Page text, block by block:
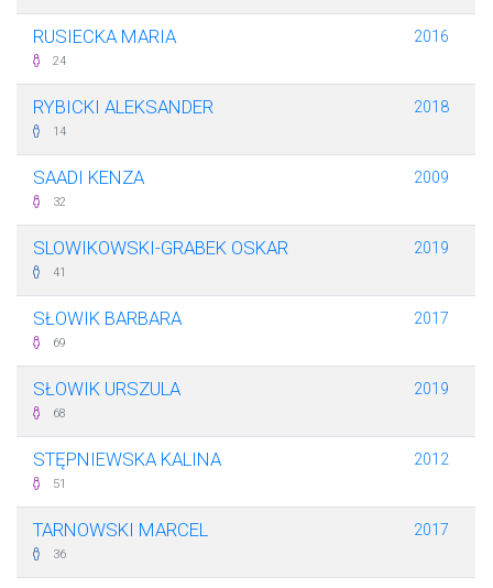
RUSIECKA MARIA
24
2016
RYBICKI ALEKSANDER
14
2018
SAADI KENZA
32
2009
SLOWIKOWSKI-GRABEK OSKAR
41
2019
SŁOWIK BARBARA
69
2017
SŁOWIK URSZULA
68
2019
STĘPNIEWSKA KALINA
51
2012
TARNOWSKI MARCEL
36
2017